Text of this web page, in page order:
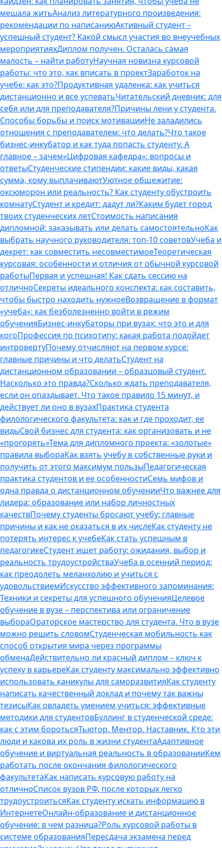
мешала житьАнализ литературного произведения:
рекомендации по написаниюАктивный студент –
успешный студент? Какой смысл участия во внеучебных
мероприятияхДиплом получен. Осталась самая
малость – найти работуНаучная новизна курсовой
работы: что это, как вписать в проектЗаработок на
учебе: как это?Продуктивная удаленка: как учиться
дистанционно и все успеватьЧитательский дневник: для
себя или для преподавателя?Причины лени у студента.
Способы борьбы и поиск мотивацииНе заладились
отношения с преподавателем: что делать?Что такое
бизнес-инкубатор и как туда попасть студенту. А
главное – зачем«Цифровая кафедра»: вопросы и
ответыСтуденческие стипендии: какие виды, какая
сумма, кому выплачиваютУютное общежитие:
оксюморон или реальность? Как студенту обустроить
комнатуСтудент и кредит: дадут ли?Каким будет город
твоих студенческих летСтоимость написания
дипломной: заказывать или делать самостоятельноКак
выбрать научного руководителя: топ-10 советовУчеба и
декрет: как совместить несовместимоеТеоретическая
курсовая: особенности и отличия от обычной курсовой
работыПервая и успешная! Как сдать сессию на
отличноСекреты идеального конспекта: как составить,
чтобы быстро находить нужноеВозвращение в формат
«учеба»: как безболезненно войти в режим
обученияБизнес-инкубаторы при вузах: что это и для
когоПрофессия по психотипу: какая работа подойдет
интровертуПочему отчисляют на первом курсе:
главные причины и что делатьСтудент на
дистанционном образовании – образцовый студент.
Насколько это правда?Сколько ждать преподавателя,
если он опаздывает. Что такое правило 15 минут, и
действует ли оно в вузахПрактика студента
филологического факультета: как и где проходит, ее
видыСвой бизнес для студента: как организовать и не
«прогореть»Тема для дипломного проекта: «золотые»
правила выбораКак взять учебу в собственные руки и
получить от этого максимум пользыПедагогическая
практика студентов и ее особенностиСемь мифов и
одна правда о дистанционном обученииЧто важнее для
лидера: образование или набор личностных
качествПочему студенты бросают учебу: главные
причины и как не оказаться в их числеКак студенту не
потерять интерес к учебеКак стать успешным в
педагогикеСтудент ищет работу: ожидания, выбор и
реальность трудоустройстваУчеба в осенний период:
как преодолеть меланхолию и учиться с
удовольствиемИскусство эффективного запоминания:
Техники и секреты для успешного обученияЦелевое
обучение в вузе – перспектива или ограничение
выбораОраторское мастерство для студента. Что в вузе
можно решить словомСтуденческая мобильность как
способ открытия мира через программы
обменаДействительно ли красный диплом – ключ к
успеху в карьереКак студенту максимально эффективно
использовать каникулы для саморазвитияКак студенту
написать качественный доклад и почему так важны
тезисыКак овладеть умением учиться: эффективные
методики для студентовБуллинг в студенческой среде:
как с этим боротьсяТьютор. Ментор. Наставник. Кто эти
люди и какова их роль в жизни студентаАдаптивное
обучение и виртуальная реальность в образованииКем
работать после окончания филологического
факультетаКак написать курсовую работу на
отличноСписок вузов РФ, после которых легко
трудоустроитьсяКак студенту искать информацию в
ИнтернетеОнлайн-образование и дистанционное
обучение: в чем разница?Роль курсовой работы в
системе образованияПересдача экзамена перед